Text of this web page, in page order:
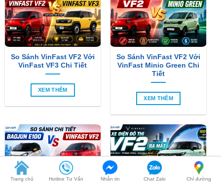
So Sánh VinFast VF2 Với
VinFast VF3 Chi Tiết
XEM THÊM
So Sánh VinFast VF2 Với
VinFast Minio Green Chi
Tiết
XEM THÊM
So Sánh Chi Tiết Baojun
E100 Và VinFast VF2
VinFast VF2 Ra Mắt: Xe
Điện Đô Thị Giá Chỉ 188
Triệu Đồng
Trang chủ Hotline Tư Vấn Nhắn tin Chat Zalo Chỉ đường